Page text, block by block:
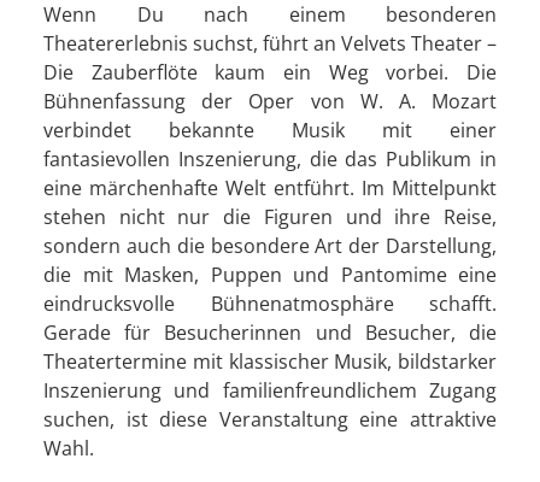
Wenn Du nach einem besonderen
Theatererlebnis suchst, führt an Velvets Theater –
Die Zauberflöte kaum ein Weg vorbei. Die
Bühnenfassung der Oper von W. A. Mozart
verbindet bekannte Musik mit einer
fantasievollen Inszenierung, die das Publikum in
eine märchenhafte Welt entführt. Im Mittelpunkt
stehen nicht nur die Figuren und ihre Reise,
sondern auch die besondere Art der Darstellung,
die mit Masken, Puppen und Pantomime eine
eindrucksvolle Bühnenatmosphäre schafft.
Gerade für Besucherinnen und Besucher, die
Theatertermine mit klassischer Musik, bildstarker
Inszenierung und familienfreundlichem Zugang
suchen, ist diese Veranstaltung eine attraktive
Wahl.